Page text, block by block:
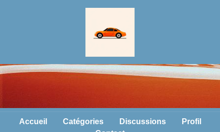
Accueil Catégories Discussions
Profil